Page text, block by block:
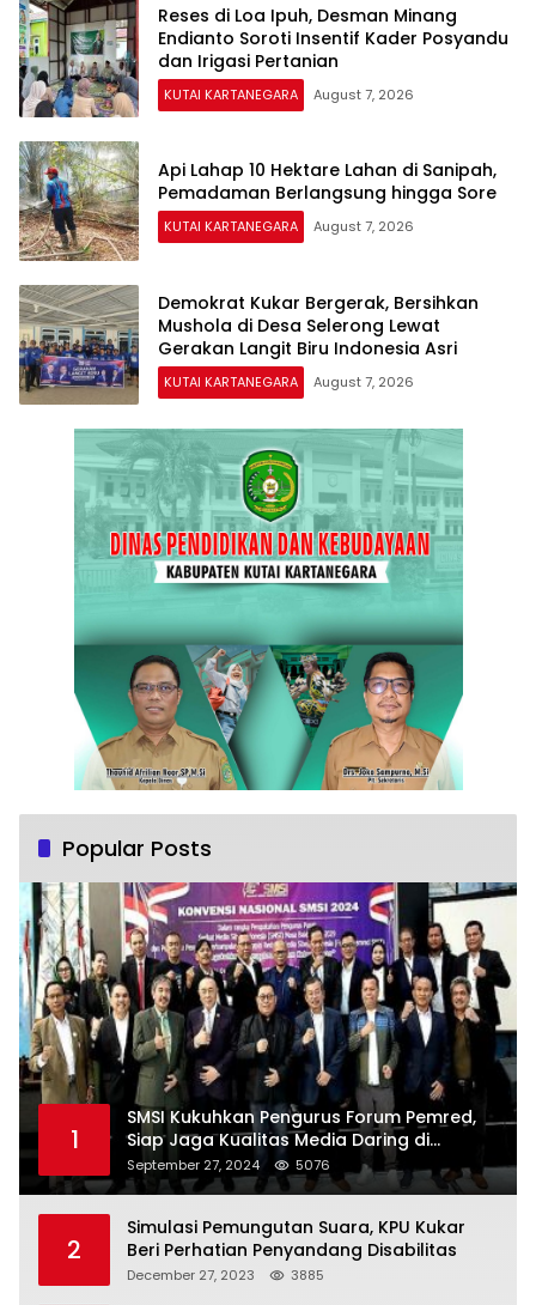
Reses di Loa Ipuh, Desman Minang
Endianto Soroti Insentif Kader Posyandu
dan Irigasi Pertanian
KUTAI KARTANEGARA August 7, 2026
Api Lahap 10 Hektare Lahan di Sanipah,
Pemadaman Berlangsung hingga Sore
KUTAI KARTANEGARA August 7, 2026
Demokrat Kukar Bergerak, Bersihkan
Mushola di Desa Selerong Lewat
Gerakan Langit Biru Indonesia Asri
KUTAI KARTANEGARA August 7, 2026
Popular Posts
1
SMSI Kukuhkan Pengurus Forum Pemred,
Siap Jaga Kualitas Media Daring di
Indonesia
September 27, 2024 5076
2
Simulasi Pemungutan Suara, KPU Kukar
Beri Perhatian Penyandang Disabilitas
December 27, 2023 3885